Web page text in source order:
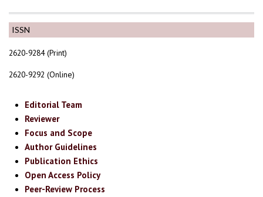
ISSN
2620-9284 (Print)
2620-9292 (Online)
Editorial Team
Reviewer
Focus and Scope
Author Guidelines
Publication Ethics
Open Access Policy
Peer-Review Process